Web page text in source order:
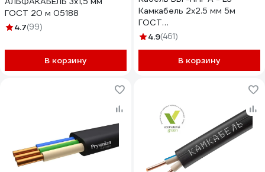
ГОСТ 20 м 05188
4.7(99)
В корзину
Камкабель 2x2.5 мм 5м
ГОСТ
1157К20HD00070А0005М
4.9(461)
В корзину